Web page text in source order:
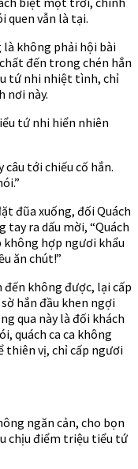
quen vẫn là tại.
là không phải hội bài
đến trong chén hắn
tứ nhi nhiệt tình, chỉ
nơi này.
tứ nhi hiển nhiên
tới chiếu cố hắn.
đũa xuống, đối Quách
ra dấu mời, “Quách
hợp ngươi khẩu
ăn chút!”
không được, lại cấp
hắn đầu khen ngợi
qua này là đối khách
quách ca ca không
thiên vị, chỉ cấp ngươi
ngăn cản, cho bọn
chịu điểm triệu tiểu tứ